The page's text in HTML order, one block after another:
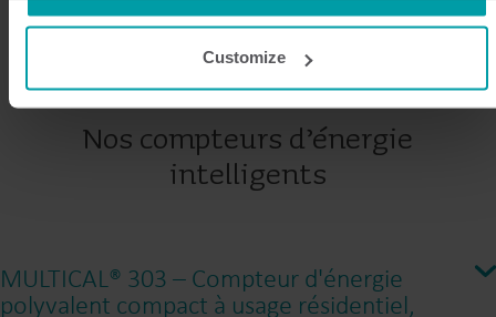
cookie is installed by someone other than us, such as other
You can at any time change or withdraw your consent from
Customize
Nos compteurs d’énergie
intelligents
MULTICAL® 303 – Compteur d'énergie
polyvalent compact à usage résidentiel,